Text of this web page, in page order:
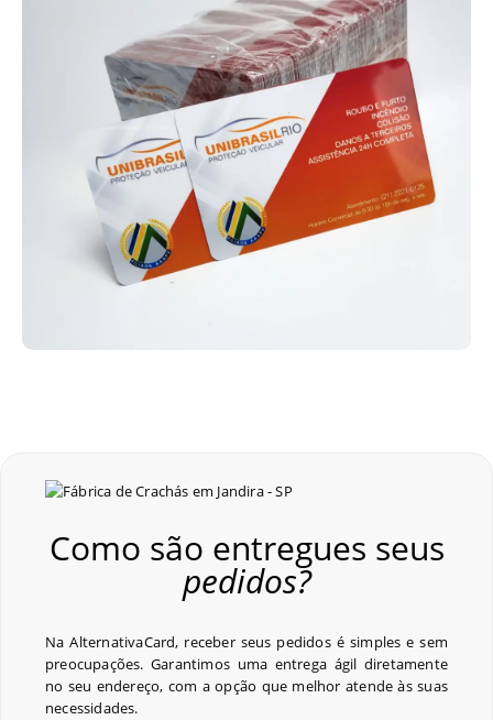
Como são entregues seus
pedidos?
Na AlternativaCard, receber seus pedidos é simples e sem
preocupações. Garantimos uma entrega ágil diretamente
no seu endereço, com a opção que melhor atende às suas
necessidades.